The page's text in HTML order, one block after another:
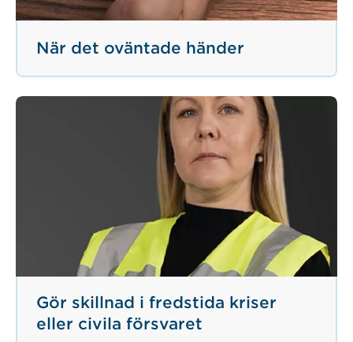
När det oväntade händer
Gör skillnad i fredstida kriser
eller civila försvaret